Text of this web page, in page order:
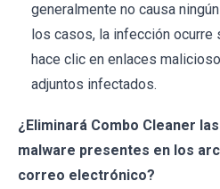
generalmente no causa
los casos, la infección ocurre
hace clic en enlaces
adjuntos infectados.
¿Eliminará Combo Cleaner
malware presentes en los
correo electrónico?